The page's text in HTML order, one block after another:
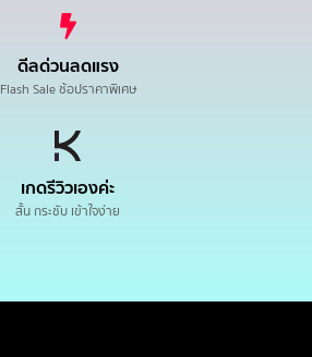
ดีลด่วนลดแรง
Flash Sale ช้อปราคาพิเศษ
เกดรีวิวเองค่ะ
สั้น กระชับ เข้าใจง่าย